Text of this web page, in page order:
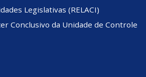
Legislativas (RELACI)
Conclusivo da Unidade de Controle